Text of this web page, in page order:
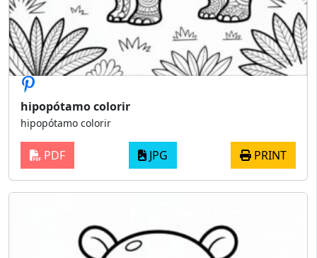
hipopótamo colorir
hipopótamo colorir
PDF JPG PRINT